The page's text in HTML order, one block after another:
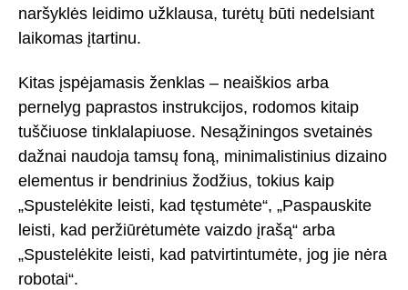
naršyklės leidimo užklausa, turėtų būti nedelsiant
laikomas įtartinu.
Kitas įspėjamasis ženklas – neaiškios arba
pernelyg paprastos instrukcijos, rodomos kitaip
tuščiuose tinklalapiuose. Nesąžiningos svetainės
dažnai naudoja tamsų foną, minimalistinius dizaino
elementus ir bendrinius žodžius, tokius kaip
„Spustelėkite leisti, kad tęstumėte“, „Paspauskite
leisti, kad peržiūrėtumėte vaizdo įrašą“ arba
„Spustelėkite leisti, kad patvirtintumėte, jog jie nėra
robotai“.